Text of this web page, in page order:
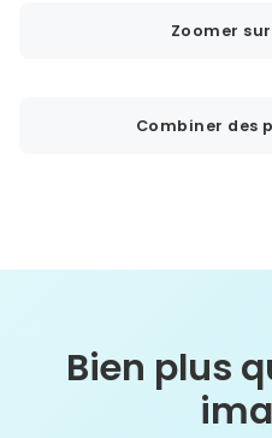
Zoomer
Combiner des
Bien plus